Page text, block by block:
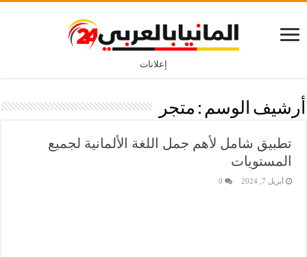
إعلانات
أرشيف الوسم : متجر
تطبيق شامل لأهم جمل اللغة الألمانية لجميع
المستويات
أبريل 7, 2024 0